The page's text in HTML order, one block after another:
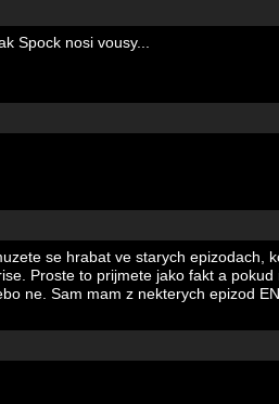
Spock nosi vousy...
se hrabat ve starych epizodach,
Proste to prijmete jako fakt a
ne. Sam mam z nekterych epizod